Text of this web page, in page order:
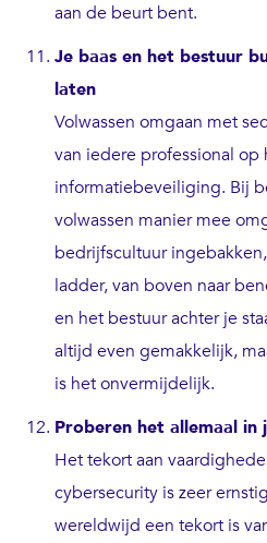
aan de beurt bent.
Je baas en het bestuur
laten
Volwassen omgaan met
van iedere professional
informatiebeveiliging. Bij
volwassen manier mee
bedrijfscultuur
ladder, van boven naar
en het bestuur achter je
altijd even gemakkelijk,
is het onvermijdelijk.
Proberen het allemaal in
Het tekort aan
cybersecurity is zeer
wereldwijd een tekort is